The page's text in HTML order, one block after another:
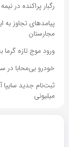
رگبار پراکنده در
مجارستان
ورود موج تازه گرما
خودرو بی‌محابا
میلیونی